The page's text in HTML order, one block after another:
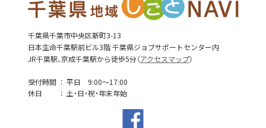
千葉県千葉市中央区新町3-13
日本生命千葉駅前ビル3階 千葉県ジョブサポートセンター内
JR千葉駅、京成千葉駅から徒歩5分（アクセスマップ）
受付時間
平日 9:00～17:00
休日
土・日・祝・年末年始